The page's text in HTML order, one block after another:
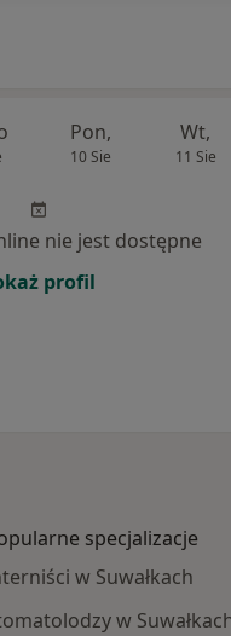
Pon,
10 Sie
Wt,
11 Sie
nie jest dostępne
profil
specjalizacje
w Suwałkach
w